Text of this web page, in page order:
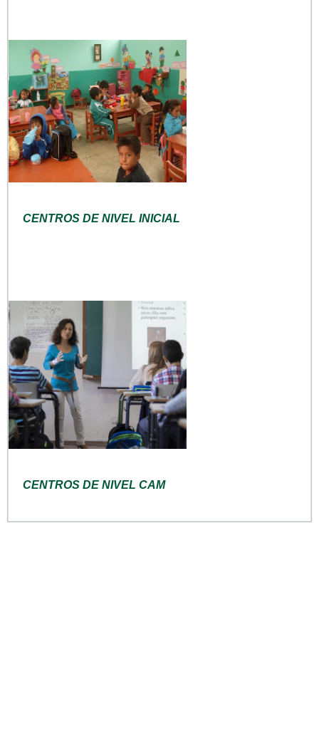
CENTROS DE NIVEL INICIAL
CENTROS DE NIVEL CAM